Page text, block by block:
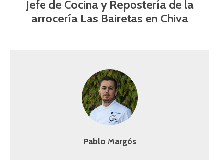
Jefe de Cocina y Repostería de la
arrocería Las Bairetas en Chiva
Pablo Margós